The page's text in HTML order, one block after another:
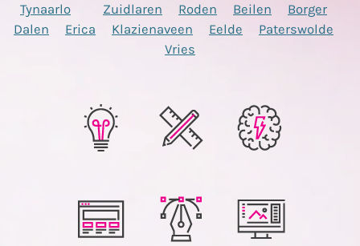
Tynaarlo
Zuidlaren Roden Beilen
Borger
Dalen
Erica Klazienaveen Eelde
Paterswolde
Vries